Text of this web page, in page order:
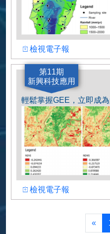
作者
白佩鑫
檢視檢視電子報
第11期
新興科技應用
檢視檢視電子報
«